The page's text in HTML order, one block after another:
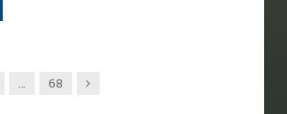
… 68 Next